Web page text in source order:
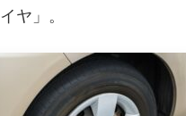
ヤ」。